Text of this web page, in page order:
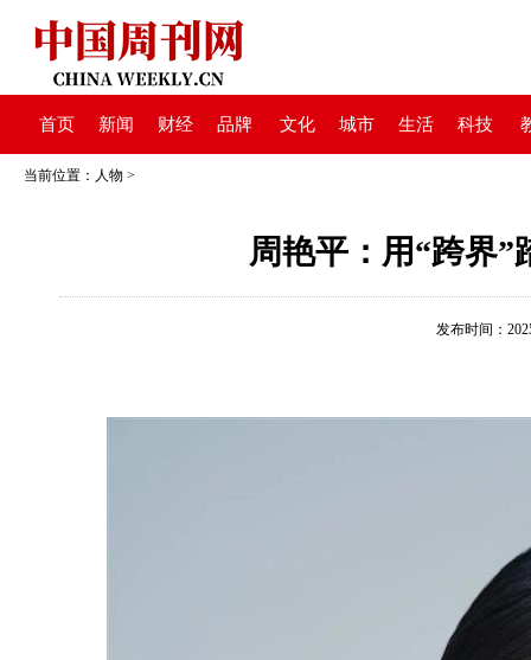
首页 新闻 财经 品牌 文化 城市 生活 科技
当前位置： 人物 >
周艳平：用“跨界
发布时间：